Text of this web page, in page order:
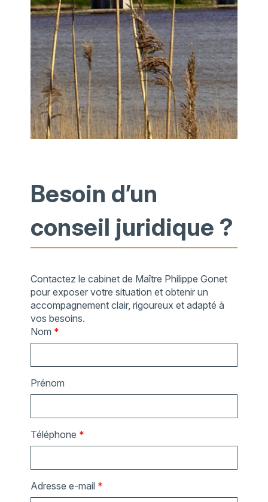
Besoin d’un
conseil juridique ?
Contactez le cabinet de Maître Philippe Gonet
pour exposer votre situation et obtenir un
accompagnement clair, rigoureux et adapté à
vos besoins.
Nom *
Prénom
Téléphone *
Adresse e-mail *